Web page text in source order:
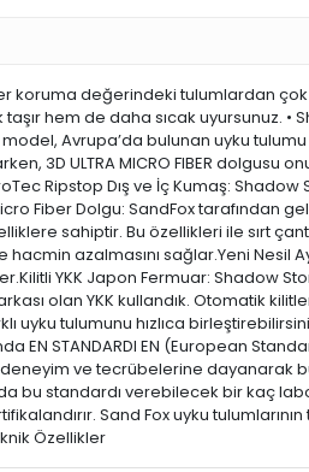
koruma değerindeki tulumlardan
hem de daha sıcak uyursunuz. •
Avrupa’da bulunan uyku
3D ULTRA MICRO FIBER dolgusu
Ripstop Dış ve İç Kumaş:
Fiber Dolgu: SandFox tarafından
sahiptir. Bu özellikleri ile sırt
azalmasını sağlar.Yeni Nesil
YKK Japon Fermuar: Shadow
olan YKK kullandık. Otomatik
uyku tulumunu hızlıca
STANDARDI EN (European
deneyim ve tecrübelerine dayanarak
bu standardı verebilecek bir kaç
Sand Fox uyku tulumlarının
Özellikler